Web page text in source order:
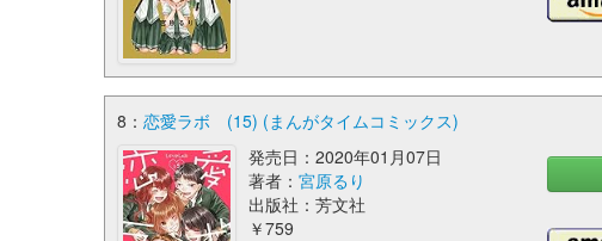
8： 恋愛ラボ (15) (まんがタイムコミックス)
発売日：2020年01月07日
著者： 宮原るり
出版社：芳文社
￥759